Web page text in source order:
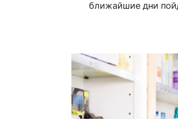
ближайшие дни